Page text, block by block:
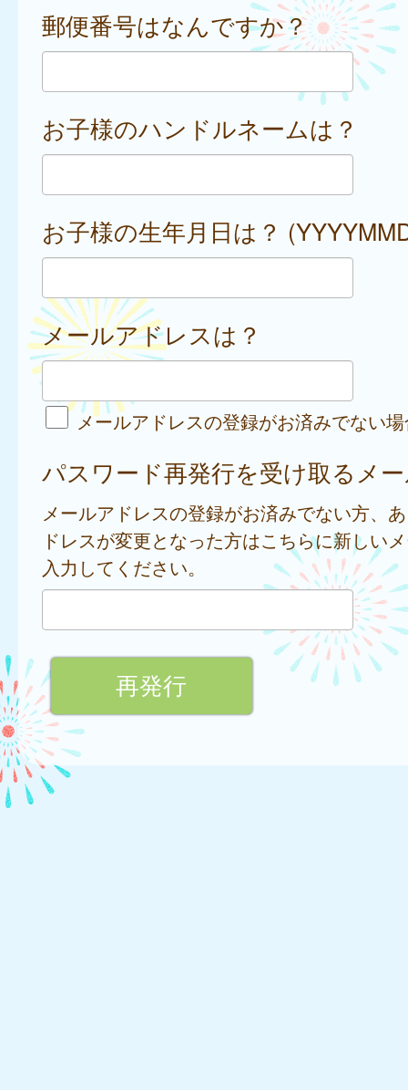
郵便番号はなんですか？
お子様のハンドルネームは？
お子様の生年月日は？
メールアドレスは？
メールアドレスの登録がお済みでない
パスワード再発行を受け取るメ
メールアドレスの登録がお済みでない方、
ドレスが変更となった方はこちらに新しい
入力してください。